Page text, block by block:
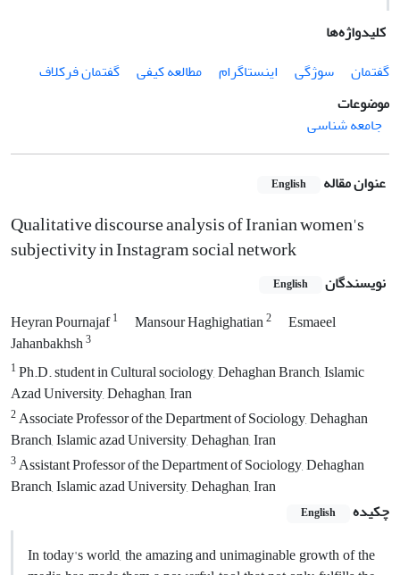
کلیدواژه‌ها
گفتمان
سوژگی اینستاگرام مطالعه کیفی
گفتمان فرکلاف
موضوعات
جامعه شناسی
عنوان مقاله English
Qualitative discourse analysis of Iranian women's
subjectivity in Instagram social network
نویسندگان English
Heyran Pournajaf1 Mansour Haghighatian2
Esmaeel
Jahanbakhsh3
1Ph.D. student in Cultural sociology, Dehaghan Branch, Islamic
Azad University, Dehaghan, Iran
2Associate Professor of the Department of Sociology, Dehaghan
Branch, Islamic azad University, Dehaghan, Iran
3Assistant Professor of the Department of Sociology, Dehaghan
Branch, Islamic azad University, Dehaghan, Iran
چکیده
English
In today's world, the amazing and unimaginable growth of the